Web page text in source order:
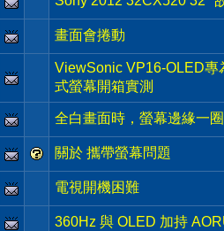
畫面會捲動
ViewSonic VP16-OLED專
式螢幕開箱實測
全白畫面時，螢幕邊緣一
關於 攜帶螢幕問題
電視開機困難
360Hz 與 OLED 加持